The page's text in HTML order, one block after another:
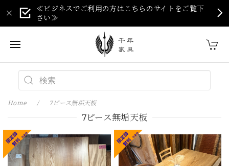
≪ビジネスでご利用の方はこちらのサイトをご覧下
さい≫
Home 7ピース無垢天板
7ピース無垢天板